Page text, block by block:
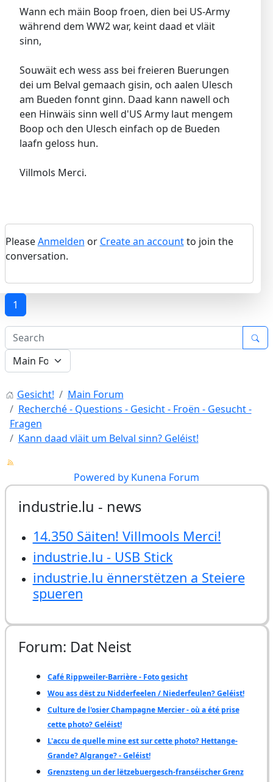
Wann ech mäin Boop froen, dien bei US-Army
während dem WW2 war, keint daad et vläit
sinn,
Souwäit ech wess ass bei freieren Buerungen
dei um Belval gemaach gisin, och aalen Ulesch
am Bueden fonnt ginn. Daad kann nawell och
een Hinwäis sinn well d'US Army laut mengem
Boop och den Ulesch einfach op de Bueden
laafn geloss hun.
Villmols Merci.
PleaseAnmelden or Create an accountto join the
conversation.
1
Gesicht!
Main Forum
Recherché - Questions - Gesicht - Froën - Gesucht -
Fragen
Kann daad vläit um Belval sinn? Geléist!
Powered by Kunena Forum
industrie.lu - news
14.350 Säiten! Villmools Merci!
industrie.lu - USB Stick
industrie.lu ënnerstëtzen a Steiere
spueren
Forum: Dat Neist
Café Rippweiler-Barrière - Foto gesicht
Wou ass dëst zu Nidderfeelen / Niederfeulen? Geléist!
Culture de l'osier Champagne Mercier - où a été prise
cette photo? Geléist!
L'accu de quelle mine est sur cette photo? Hettange-
Grande? Algrange? - Geléist!
Grenzsteng un der lëtzebuergesch-franséischer Grenz